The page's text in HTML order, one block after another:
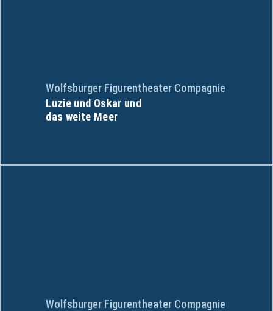
Wolfsburger Figurentheater Compagnie
Luzie und Oskar und
das weite Meer
Wolfsburger Figurentheater Compagnie